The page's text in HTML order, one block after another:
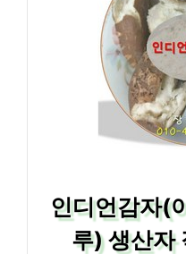
인디언감자(
루) 생산자